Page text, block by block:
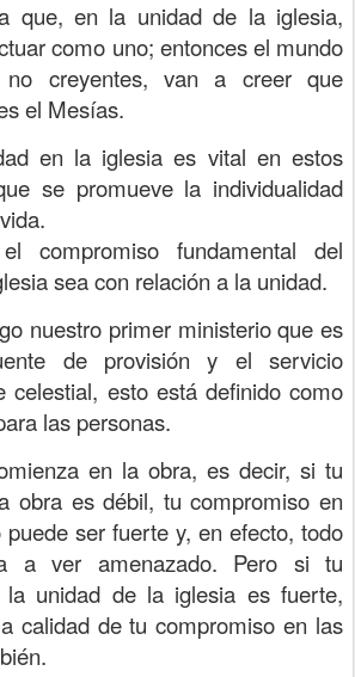
que, en la unidad de la iglesia,
como uno; entonces el mundo
creyentes, van a creer que
el Mesías.
en la iglesia es vital en estos
se promueve la individualidad
compromiso fundamental del
sea con relación a la unidad.
nuestro primer ministerio que es
de provisión y el servicio
celestial, esto está definido como
las personas.
en la obra, es decir, si tu
obra es débil, tu compromiso en
ser fuerte y, en efecto, todo
a ver amenazado. Pero si tu
la unidad de la iglesia es fuerte,
calidad de tu compromiso en las